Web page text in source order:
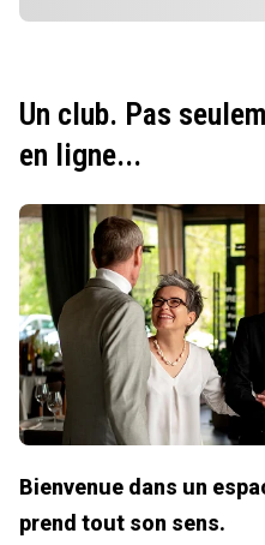
Un club. Pas
en ligne...
Bienvenue dans un
prend tout son sens.